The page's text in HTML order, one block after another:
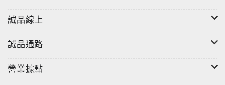
誠品線上
誠品通路
營業據點